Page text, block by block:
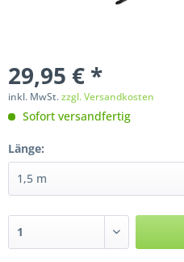
29,95 € *
inkl. MwSt.zzgl. Versandkosten
Sofort versandfertig
Länge: